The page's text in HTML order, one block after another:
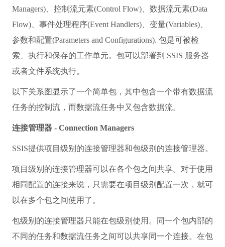
Managers)、控制流元素(Control Flow)、数据流元素(Data
Flow)、事件处理程序(Event Handlers)、变量(Variables)、
参数和配置(Parameters and Configurations). 包是可被检
索、执行和保存的工作单元。包可以部署到 SSIS 服务器
或者文件系统执行。
以下关系图显示了一个简单包，其中包含一个带有数据流
任务的控制流，而数据流任务中又包含数据流。
连接管理器 - Connection Managers
SSIS提供项目级别的连接管理器和包级别的连接管理器。
项目级别的连接管理器可以在各个包之间共享。对于使用
相同配置的连接来说，只需要在项目级别配置一次，就可
以在多个包之间使用了。
包级别的连接管理器只能在包级别使用。同一个包内部的
不同的任务和数据流任务之间可以共享同一个连接。在包